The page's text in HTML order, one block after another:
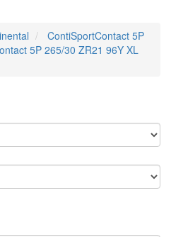
ContiSportContact 5P
5P 265/30 ZR21 96Y XL